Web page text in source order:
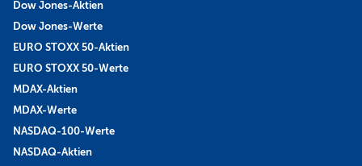
Dow Jones-Aktien
Dow Jones-Werte
EURO STOXX 50-Aktien
EURO STOXX 50-Werte
MDAX-Aktien
MDAX-Werte
NASDAQ-100-Werte
NASDAQ-Aktien